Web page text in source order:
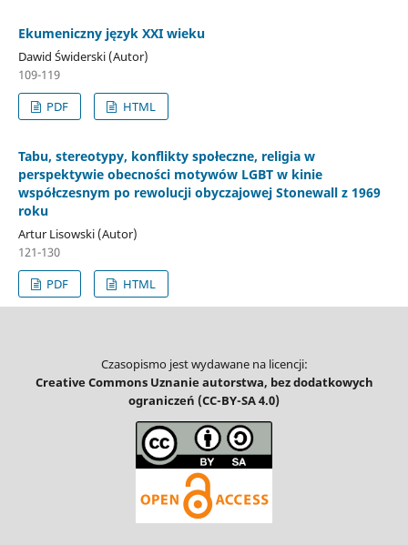
Ekumeniczny język XXI wieku
Dawid Świderski (Autor)
109-119
PDF
HTML
Tabu, stereotypy, konflikty społeczne, religia w
perspektywie obecności motywów LGBT w kinie
współczesnym po rewolucji obyczajowej Stonewall z 1969
roku
Artur Lisowski (Autor)
121-130
PDF
HTML
Czasopismo jest wydawane na licencji:
Creative Commons Uznanie autorstwa, bez dodatkowych
ograniczeń (CC-BY-SA 4.0)